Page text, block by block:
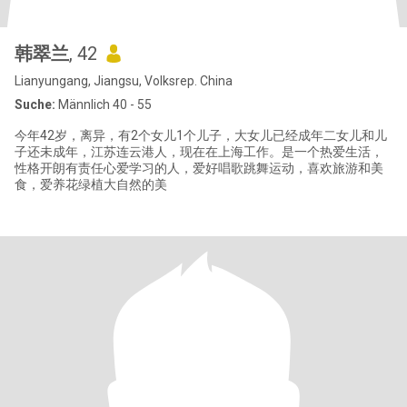
韩翠兰, 42
Lianyungang, Jiangsu, Volksrep. China
Suche: Männlich 40 - 55
今年42岁，离异，有2个女儿1个儿子，大女儿已经成年二女儿和儿
子还未成年，江苏连云港人，现在在上海工作。是一个热爱生活，
性格开朗有责任心爱学习的人，爱好唱歌跳舞运动，喜欢旅游和美
食，爱养花绿植大自然的美